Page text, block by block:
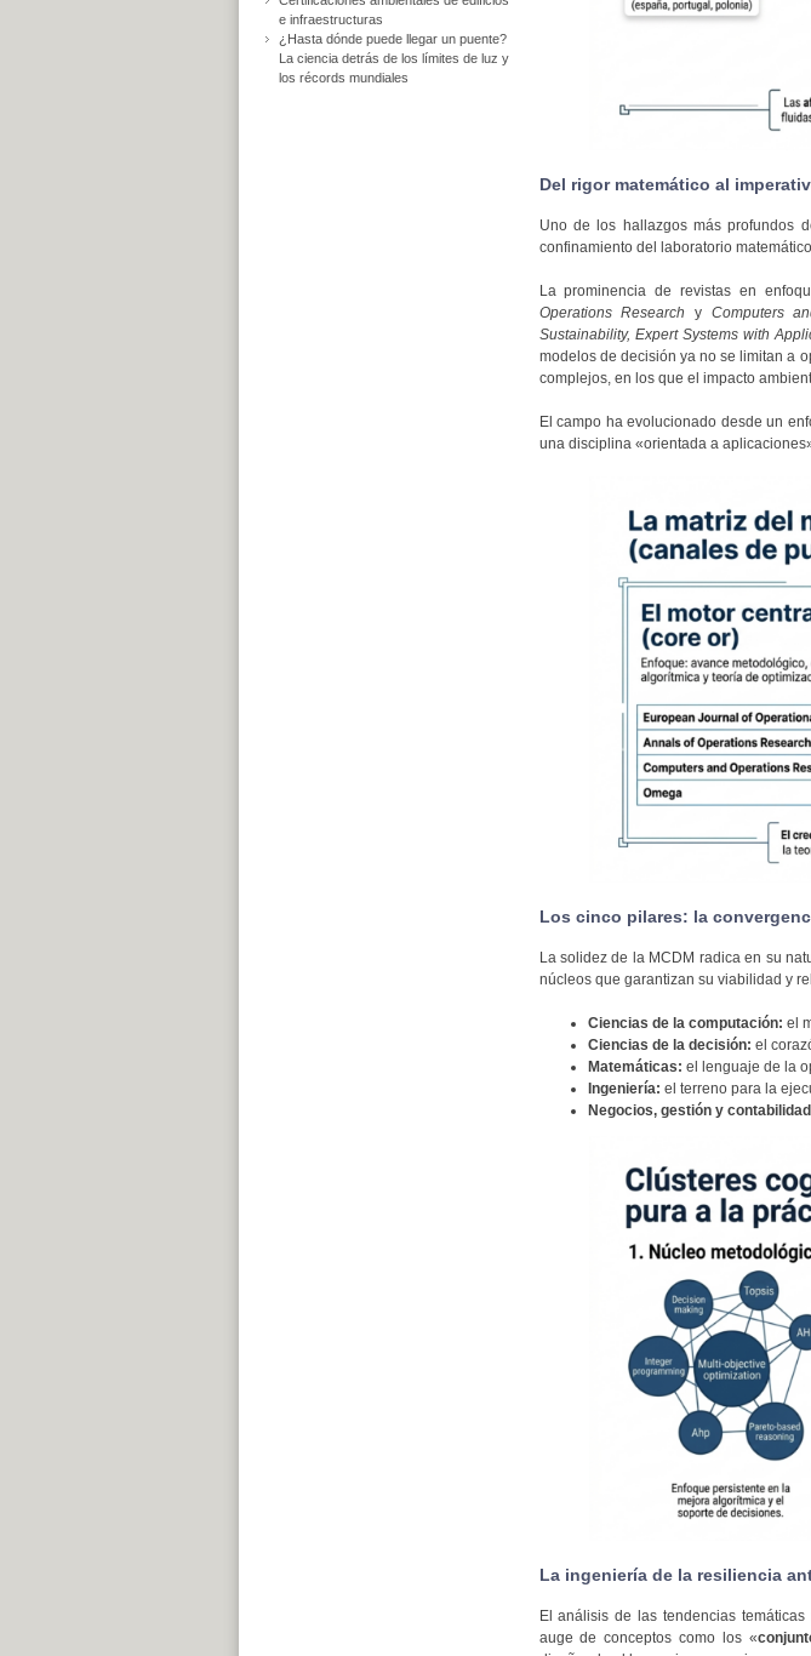
Del rigor matemático al
Uno de los hallazgos más profundos
confinamiento del laboratorio
La prominencia de revistas en
Operations Research y Computers
Sustainability, Expert Systems with
modelos de decisión ya no se limitan a
complejos, en los que el impacto
El campo ha evolucionado desde un
una disciplina «orientada a
Los cinco pilares: la
La solidez de la MCDM radica en su
núcleos que garantizan su viabilidad y
Ciencias de la computación: el
Ciencias de la decisión: el
Matemáticas: el lenguaje de la
Ingeniería: el terreno para la
Negocios, gestión y
La ingeniería de la resiliencia
El análisis de las tendencias
auge de conceptos como los «
e infraestructuras
¿Hasta dónde puede llegar un puente?
La ciencia detrás de los límites de luz y
los récords mundiales